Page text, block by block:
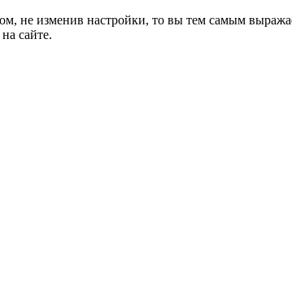
не изменив настройки, то вы тем самым
сайте.